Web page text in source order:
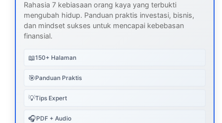
Rahasia 7 kebiasaan orang kaya yang terbukti
mengubah hidup. Panduan praktis investasi, bisnis,
dan mindset sukses untuk mencapai kebebasan
finansial.
📖150+ Halaman
🎯Panduan Praktis
💡Tips Expert
🎧PDF + Audio